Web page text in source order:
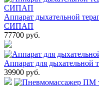
Аппарат дыхательной
СИПАП
77700 руб.
Аппарат для
39900 руб.